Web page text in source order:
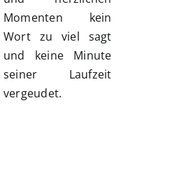
Momenten kein
Wort zu viel sagt
und keine Minute
seiner Laufzeit
vergeudet.